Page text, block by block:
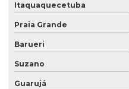
Saco kraft zip lock
Saco laminado com bico
Itaquaquecetuba
Praia Grande
Barueri
Suzano
Guarujá